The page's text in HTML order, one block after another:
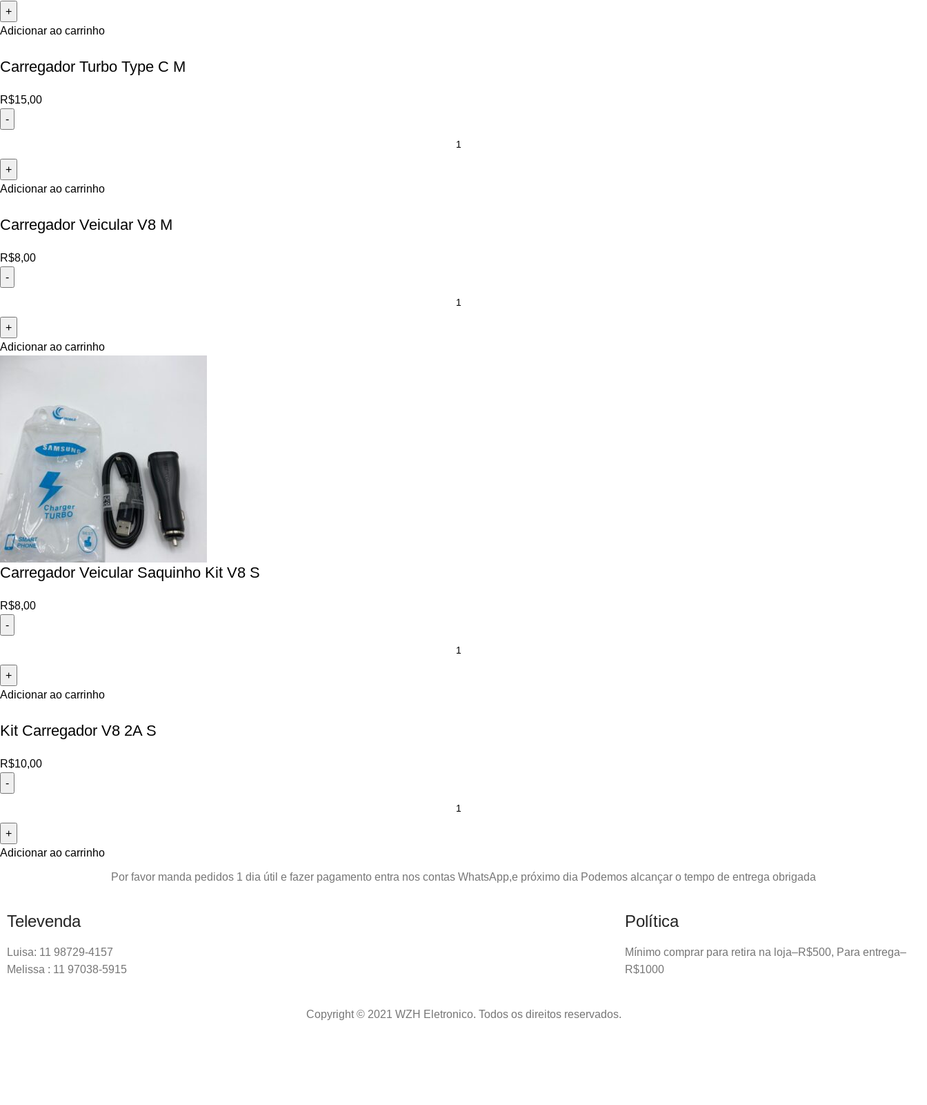
Adicionar ao carrinho
Carregador Turbo Type C M
R$15,00
Adicionar ao carrinho
Carregador Veicular V8 M
R$8,00
Adicionar ao carrinho
Carregador Veicular Saquinho Kit V8 S
R$8,00
Adicionar ao carrinho
Kit Carregador V8 2A S
R$10,00
Adicionar ao carrinho
Por favor manda pedidos 1 dia útil e fazer pagamento entra nos contas WhatsApp,e próximo dia Podemos alcançar o tempo de entrega obrigada
Televenda
Luisa: 11 98729-4157
Melissa : 11 97038-5915
Política
Mínimo comprar para retira na loja–R$500, Para entrega–
R$1000
Copyright © 2021 WZH Eletronico. Todos os direitos reservados.